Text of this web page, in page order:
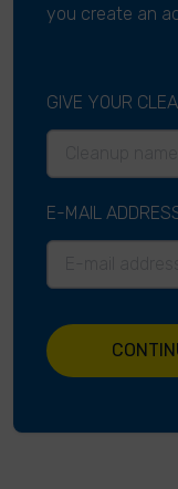
you create an
GIVE YOUR
E-MAIL